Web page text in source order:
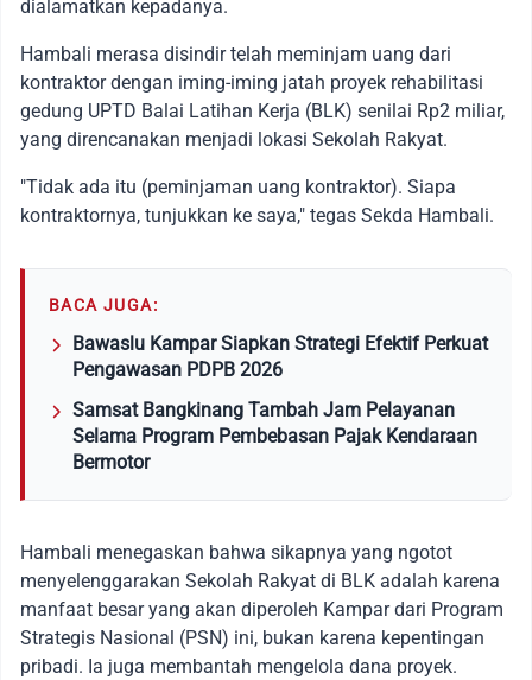
dialamatkan kepadanya.
Hambali merasa disindir telah meminjam uang dari
kontraktor dengan iming-iming jatah proyek rehabilitasi
gedung UPTD Balai Latihan Kerja (BLK) senilai Rp2 miliar,
yang direncanakan menjadi lokasi Sekolah Rakyat.
"Tidak ada itu (peminjaman uang kontraktor). Siapa
kontraktornya, tunjukkan ke saya," tegas Sekda Hambali.
BACA JUGA:
Bawaslu Kampar Siapkan Strategi Efektif Perkuat
Pengawasan PDPB 2026
Samsat Bangkinang Tambah Jam Pelayanan
Selama Program Pembebasan Pajak Kendaraan
Bermotor
Hambali menegaskan bahwa sikapnya yang ngotot
menyelenggarakan Sekolah Rakyat di BLK adalah karena
manfaat besar yang akan diperoleh Kampar dari Program
Strategis Nasional (PSN) ini, bukan karena kepentingan
pribadi. Ia juga membantah mengelola dana proyek.